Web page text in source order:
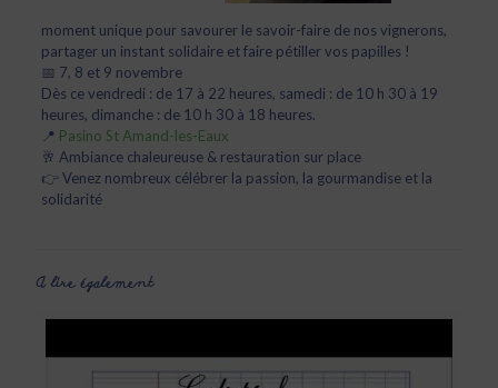
moment unique pour savourer le savoir-faire de nos vignerons,
partager un instant solidaire et faire pétiller vos papilles !
📅 7, 8 et 9 novembre
Dès ce vendredi : de 17 à 22 heures, samedi : de 10 h 30 à 19
heures, dimanche : de 10 h 30 à 18 heures.
📍 Pasino St Amand-les-Eaux
🥂 Ambiance chaleureuse & restauration sur place
👉 Venez nombreux célébrer la passion, la gourmandise et la
solidarité
A lire également